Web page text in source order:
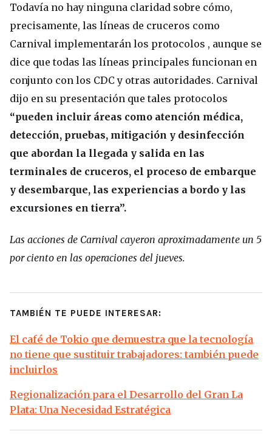
Todavía no hay ninguna claridad sobre cómo,
precisamente, las líneas de cruceros como
Carnival implementarán los protocolos , aunque se
dice que todas las líneas principales funcionan en
conjunto con los CDC y otras autoridades. Carnival
dijo en su presentación que tales protocolos
“pueden incluir áreas como atención médica,
detección, pruebas, mitigación y desinfección
que abordan la llegada y salida en las
terminales de cruceros, el proceso de embarque
y desembarque, las experiencias a bordo y las
excursiones en tierra”.
Las acciones de Carnival cayeron aproximadamente un 5
por ciento en las operaciones del jueves.
TAMBIÉN TE PUEDE INTERESAR:
El café de Tokio que demuestra que la tecnología
no tiene que sustituir trabajadores: también puede
incluirlos
Regionalización para el Desarrollo del Gran La
Plata: Una Necesidad Estratégica